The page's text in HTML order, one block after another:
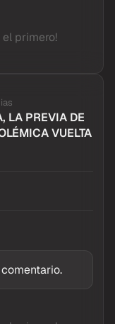
primero!
LA PREVIA DE
VUELTA